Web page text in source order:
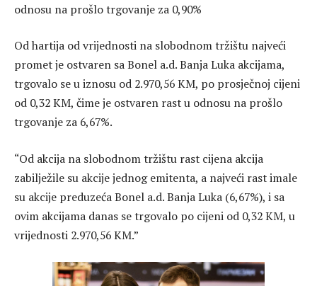
odnosu na prošlo trgovanje za 0,90%
Od hartija od vrijednosti na slobodnom tržištu najveći
promet je ostvaren sa Bonel a.d. Banja Luka akcijama,
trgovalo se u iznosu od 2.970,56 KM, po prosječnoj cijeni
od 0,32 KM, čime je ostvaren rast u odnosu na prošlo
trgovanje za 6,67%.
“Od akcija na slobodnom tržištu rast cijena akcija
zabilježile su akcije jednog emitenta, a najveći rast imale
su akcije preduzeća Bonel a.d. Banja Luka (6,67%), i sa
ovim akcijama danas se trgovalo po cijeni od 0,32 KM, u
vrijednosti 2.970,56 KM.”